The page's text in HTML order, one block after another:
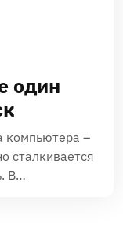
один
компьютера –
сталкивается
В…